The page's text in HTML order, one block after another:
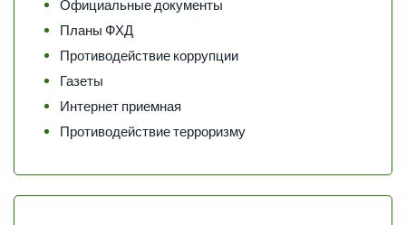
Официальные документы
Планы ФХД
Противодействие коррупции
Газеты
Интернет приемная
Противодействие терроризму